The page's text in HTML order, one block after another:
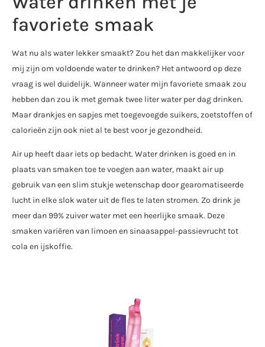
favoriete smaak
Wat nu als water lekker smaakt? Zou het dan makkelijker voor
mij zijn om voldoende water te drinken? Het antwoord op deze
vraag is wel duidelijk. Wanneer water mijn favoriete smaak zou
hebben dan zou ik met gemak twee liter water per dag drinken.
Maar drankjes en sapjes met toegevoegde suikers, zoetstoffen of
calorieën zijn ook niet al te best voor je gezondheid.
Air up heeft daar iets op bedacht. Water drinken is goed en in
plaats van smaken toe te voegen aan water, maakt air up
gebruik van een slim stukje wetenschap door gearomatiseerde
lucht in elke slok water uit de fles te laten stromen. Zo drink je
meer dan 99% zuiver water met een heerlijke smaak. Deze
smaken variëren van limoen en sinaasappel-passievrucht tot
cola en ijskoffie.